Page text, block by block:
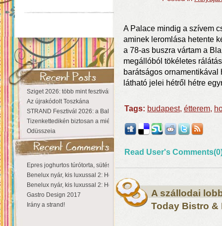
Sziget 2026: több mint fesztivál, egy városnyi élmény
Az újrakódolt Toszkána
STRAND Fesztivál 2026: a Balaton partján a nyár még tart!
Tizenkettedikén biztosan a miénk a Sziget!
Odüsszeia
Epres joghurtos túrótorta, sütés nélkül
Benelux nyár, kis luxussal 2: Hollandia
Benelux nyár, kis luxussal 2: Hollandia
Gastro Design 2017
Irány a strand!
A Palace mindig a szívem
aminek leromlása hetente
a 78-as buszra vártam a
megállóból tökéletes
barátságos
látható jelei hétről hétre
Tags: budapest, étterem,
Read User's
A szállodai
Today Bistro &